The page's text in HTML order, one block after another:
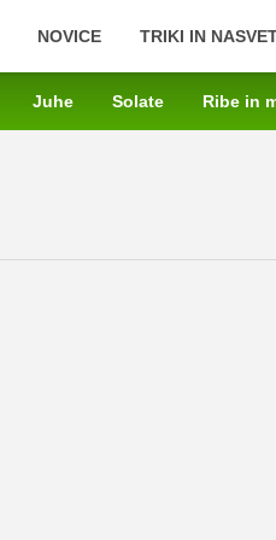
NOVICE TRIKI IN
Juhe Solate Ribe in